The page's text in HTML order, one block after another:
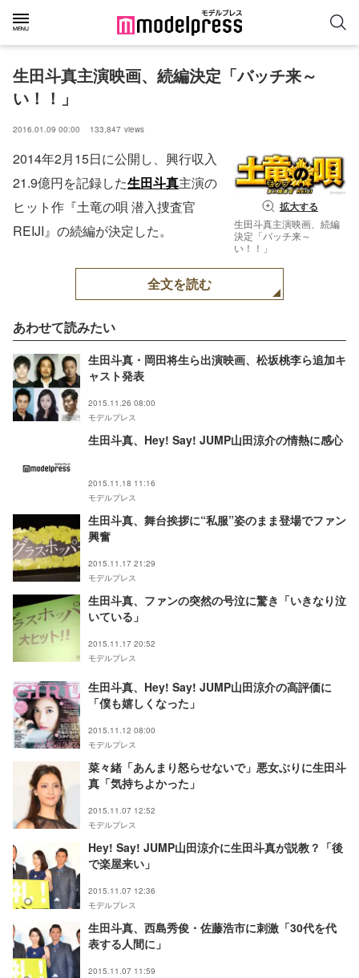
生田斗真主演映画、続編決定「バッチ来～
い！！」
2016.01.09 00:00 133,847 views
拡大する
生田斗真主演映画、続編
決定「バッチ来～
い！！」
2014年2月15日に公開し、興行収入
21.9億円を記録した生田斗真主演の
ヒット作『土竜の唄 潜入捜査官
REIJI』の続編が決定した。
全文を読む
あわせて読みたい
生田斗真・岡田将生ら出演映画、松坂桃李ら追加キ
ャスト発表
2015.11.26 08:00
モデルプレス
生田斗真、Hey! Say! JUMP山田涼介の情熱に感心
2015.11.18 11:16
モデルプレス
生田斗真、舞台挨拶に“私服”姿のまま登場でファン
興奮
2015.11.17 21:29
モデルプレス
生田斗真、ファンの突然の号泣に驚き「いきなり泣
いている」
2015.11.17 20:52
モデルプレス
生田斗真、Hey! Say! JUMP山田涼介の高評価に
「僕も嬉しくなった」
2015.11.12 08:00
モデルプレス
菜々緒「あんまり怒らせないで」悪女ぶりに生田斗
真「気持ちよかった」
2015.11.07 12:52
モデルプレス
Hey! Say! JUMP山田涼介に生田斗真が説教？「後
で楽屋来い」
2015.11.07 12:36
モデルプレス
生田斗真、西島秀俊・佐藤浩市に刺激「30代を代
表する人間に」
2015.11.07 11:59